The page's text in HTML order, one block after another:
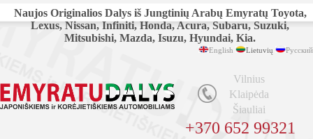
Naujos Originalios Dalys iš Jungtinių Arabų Emyratų Toyota,
Lexus, Nissan, Infiniti, Honda, Acura, Subaru, Suzuki,
Mitsubishi, Mazda, Isuzu, Hyundai, Kia.
English Lietuvių Русский
Vilnius
Klaipėda
Šiauliai
+370 652 99321